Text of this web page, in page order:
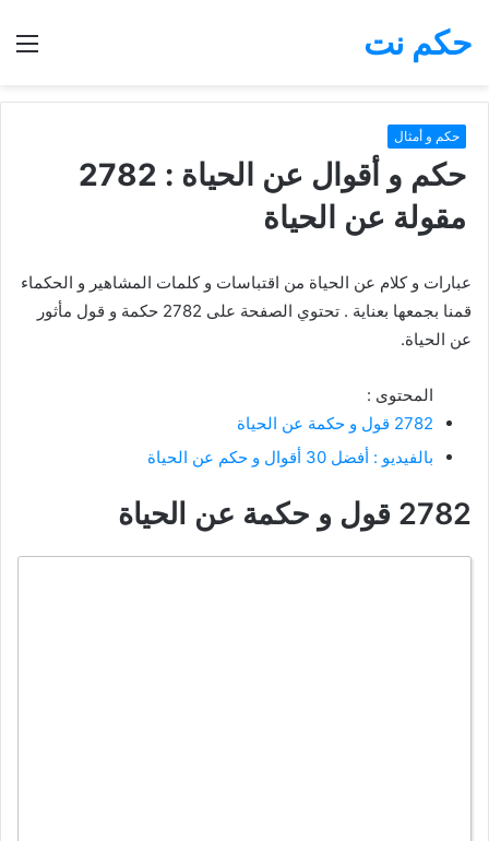
بحث
حكم نت
حكم و أمثال
حكم و أقوال عن الحياة : 2782
مقولة عن الحياة
عبارات و كلام عن الحياة من اقتباسات و كلمات المشاهير و الحكماء
قمنا بجمعها بعناية . تحتوي الصفحة على 2782 حكمة و قول مأثور
عن الحياة.
المحتوى :
2782 قول و حكمة عن الحياة
بالفيديو : أفضل 30 أقوال و حكم عن الحياة
2782 قول و حكمة عن الحياة